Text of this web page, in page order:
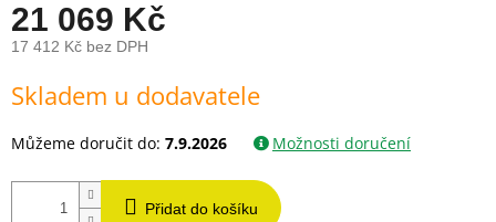
21 069 Kč
17 412 Kč bez DPH
cena:
Skladem u dodavatele
Můžeme doručit do: 7.9.2026 Možnosti doručení
Přidat do košíku